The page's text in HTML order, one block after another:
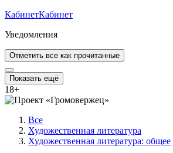
КабинетКабинет
Уведомления
Отметить все как прочитанные
Показать ещё
18+
Все
Художественная литература
Художественная литература: общее